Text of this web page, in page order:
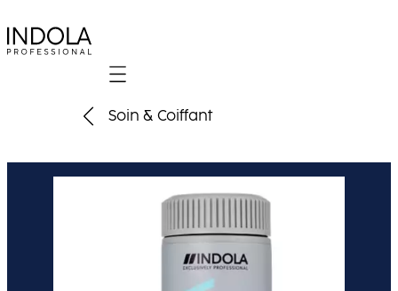
Mobile navigation
Soin & Coiffant